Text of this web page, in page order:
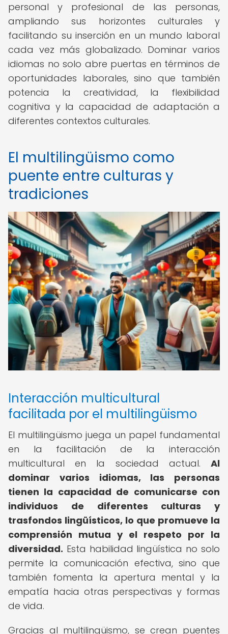
personal y profesional de las personas,
ampliando sus horizontes culturales y
facilitando su inserción en un mundo laboral
cada vez más globalizado. Dominar varios
idiomas no solo abre puertas en términos de
oportunidades laborales, sino que también
potencia la creatividad, la flexibilidad
cognitiva y la capacidad de adaptación a
diferentes contextos culturales.
El multilingüismo como
puente entre culturas y
tradiciones
Interacción multicultural
facilitada por el multilingüismo
El multilingüismo juega un papel fundamental
en la facilitación de la interacción
multicultural en la sociedad actual. Al
dominar varios idiomas, las personas
tienen la capacidad de comunicarse con
individuos de diferentes culturas y
trasfondos lingüísticos, lo que promueve la
comprensión mutua y el respeto por la
diversidad. Esta habilidad lingüística no solo
permite la comunicación efectiva, sino que
también fomenta la apertura mental y la
empatía hacia otras perspectivas y formas
de vida.
Gracias al multilingüismo, se crean puentes